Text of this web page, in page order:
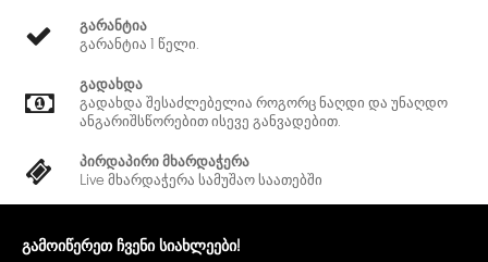
გარანტია
გარანტია 1 წელი.
გადახდა
გადახდა შესაძლებელია როგორც ნაღდი და უნაღდო
ანგარიშსწორებით ისევე განვადებით.
პირდაპირი მხარდაჭერა
Live მხარდაჭერა სამუშაო საათებში
გამოიწერეთ ჩვენი სიახლეები!